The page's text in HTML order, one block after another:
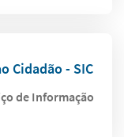
Cidadão - SIC
de Informação